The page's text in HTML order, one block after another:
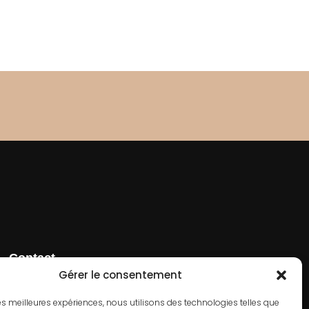
Gérer le consentement
meilleures expériences, nous utilisons des technologies telles que
Contact
01 42 66 50 70